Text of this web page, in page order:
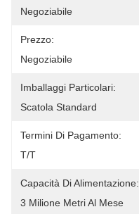
Negoziabile
Prezzo:
Negoziabile
Imballaggi Particolari:
Scatola Standard
Termini Di Pagamento:
T/T
Capacità Di Alimentazione:
3 Milione Metri Al Mese